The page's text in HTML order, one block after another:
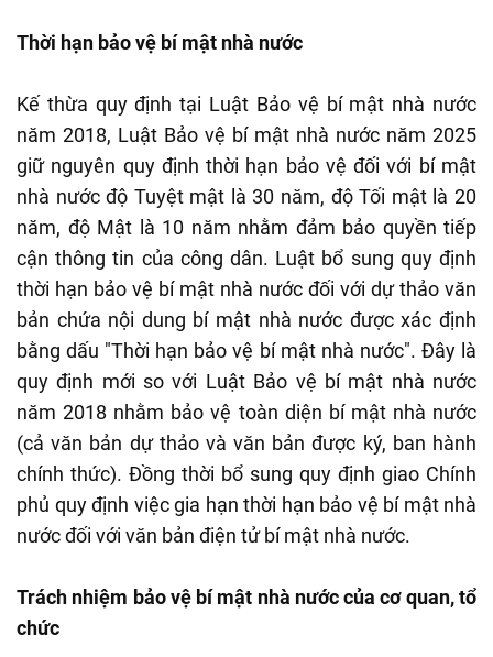
Thời hạn bảo vệ bí mật nhà nước
Kế thừa quy định tại Luật Bảo vệ bí mật nhà nước
năm 2018, Luật Bảo vệ bí mật nhà nước năm 2025
giữ nguyên quy định thời hạn bảo vệ đối với bí mật
nhà nước độ Tuyệt mật là 30 năm, độ Tối mật là 20
năm, độ Mật là 10 năm nhằm đảm bảo quyền tiếp
cận thông tin của công dân. Luật bổ sung quy định
thời hạn bảo vệ bí mật nhà nước đối với dự thảo văn
bản chứa nội dung bí mật nhà nước được xác định
bằng dấu "Thời hạn bảo vệ bí mật nhà nước". Đây là
quy định mới so với Luật Bảo vệ bí mật nhà nước
năm 2018 nhằm bảo vệ toàn diện bí mật nhà nước
(cả văn bản dự thảo và văn bản được ký, ban hành
chính thức). Đồng thời bổ sung quy định giao Chính
phủ quy định việc gia hạn thời hạn bảo vệ bí mật nhà
nước đối với văn bản điện tử bí mật nhà nước.
Trách nhiệm bảo vệ bí mật nhà nước của cơ quan, tổ
chức